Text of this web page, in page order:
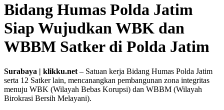
Bidang Humas Polda Jatim
Siap Wujudkan WBK dan
WBBM Satker di Polda Jatim
Surabaya | klikku.net – Satuan kerja Bidang Humas Polda Jatim
serta 12 Satker lain, mencanangkan pembangunan zona integritas
menuju WBK (Wilayah Bebas Korupsi) dan WBBM (Wilayah
Birokrasi Bersih Melayani).